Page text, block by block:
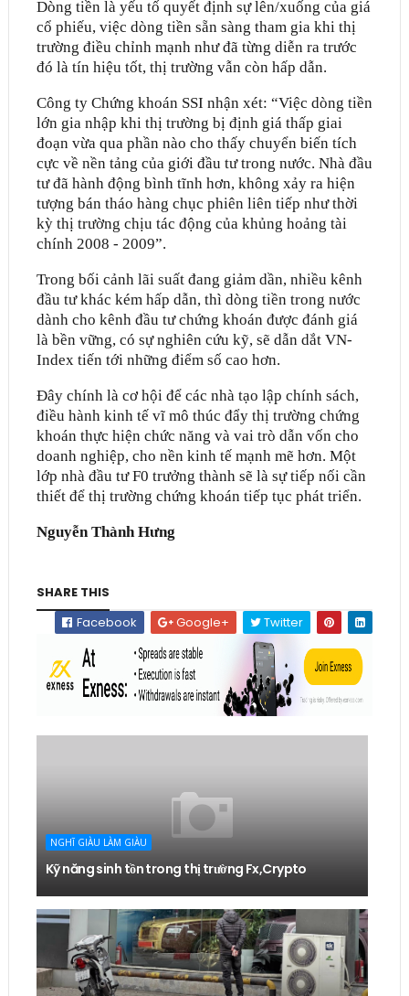
Dòng tiền là yếu tố quyết định sự lên/xuống của giá
cổ phiếu, việc dòng tiền sẵn sàng tham gia khi thị
trường điều chỉnh mạnh như đã từng diễn ra trước
đó là tín hiệu tốt, thị trường vẫn còn hấp dẫn.
Công ty Chứng khoán SSI nhận xét: “Việc dòng tiền
lớn gia nhập khi thị trường bị định giá thấp giai
đoạn vừa qua phần nào cho thấy chuyển biến tích
cực về nền tảng của giới đầu tư trong nước. Nhà đầu
tư đã hành động bình tĩnh hơn, không xảy ra hiện
tượng bán tháo hàng chục phiên liên tiếp như thời
kỳ thị trường chịu tác động của khủng hoảng tài
chính 2008 - 2009”.
Trong bối cảnh lãi suất đang giảm dần, nhiều kênh
đầu tư khác kém hấp dẫn, thì dòng tiền trong nước
dành cho kênh đầu tư chứng khoán được đánh giá
là bền vững, có sự nghiên cứu kỹ, sẽ dẫn dắt VN-
Index tiến tới những điểm số cao hơn.
Ðây chính là cơ hội để các nhà tạo lập chính sách,
điều hành kinh tế vĩ mô thúc đẩy thị trường chứng
khoán thực hiện chức năng và vai trò dẫn vốn cho
doanh nghiệp, cho nền kinh tế mạnh mẽ hơn. Một
lớp nhà đầu tư F0 trưởng thành sẽ là sự tiếp nối cần
thiết để thị trường chứng khoán tiếp tục phát triển.
Nguyễn Thành Hưng
SHARE THIS
Facebook
Google+ Twitter
NGHĨ GIÀU LÀM GIÀU
Kỹ năng sinh tồn trong thị trường Fx,Crypto